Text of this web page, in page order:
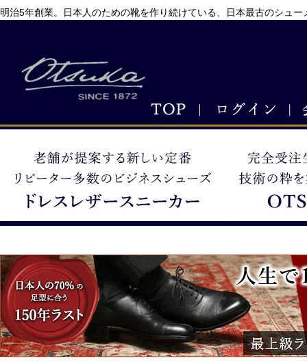
明治5年創業。日本人のための靴を作り続けている、日本最古のシュ